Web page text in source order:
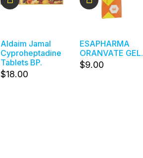
Aldaim Jamal
Cyproheptadine
Tablets BP.
$18.00
ESAPHARMA
ORANVATE GEL.
$9.00